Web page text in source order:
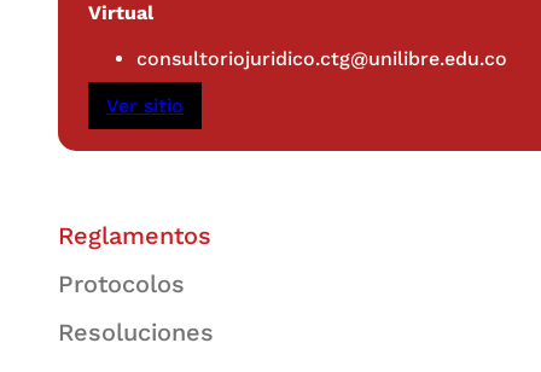
Virtual
consultoriojuridico.ctg@unilibre.edu.co
Ver sitio
Reglamentos
Protocolos
Resoluciones